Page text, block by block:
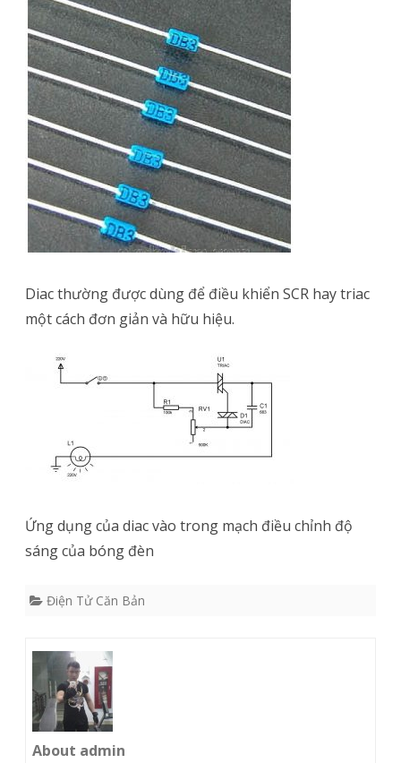
Diac thường được dùng để điều khiển SCR hay triac
một cách đơn giản và hữu hiệu.
Ứng dụng của diac vào trong mạch điều chỉnh độ
sáng của bóng đèn
Điện Tử Căn Bản
About admin